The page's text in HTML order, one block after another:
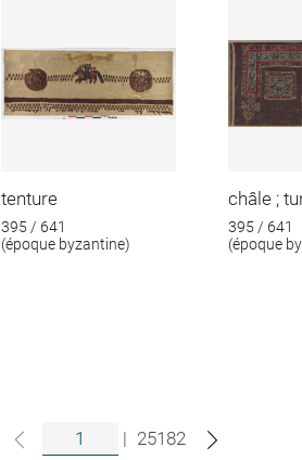
tenture
395 / 641
(époque byzantine)
châle ;
395 / 641
(époque
| 25182